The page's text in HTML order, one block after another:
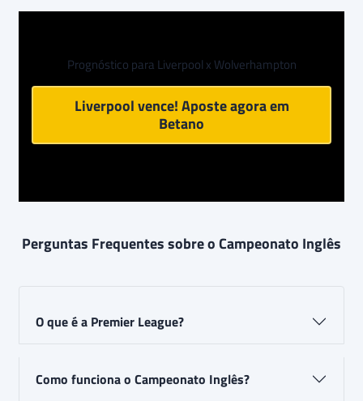
Prognóstico para Liverpool x Wolverhampton
Liverpool vence! Aposte agora em
Betano
Perguntas Frequentes sobre o Campeonato Inglês
O que é a Premier League?
Como funciona o Campeonato Inglês?